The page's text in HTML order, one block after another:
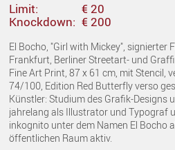
Limit:
€ 20
Knockdown: € 200
El Bocho, "Girl with Mickey", signierter
Frankfurt, Berliner Streetart- und
Fine Art Print, 87 x 61 cm, mit Stencil,
74/100, Edition Red Butterfly verso
Künstler: Studium des Grafik-Designs
jahrelang als Illustrator und Typograf
inkognito unter dem Namen El Bocho
öffentlichen Raum aktiv.